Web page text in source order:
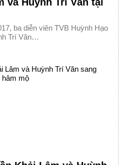
ba diễn viên TVB Huỳnh Hạo
Trí Văn…